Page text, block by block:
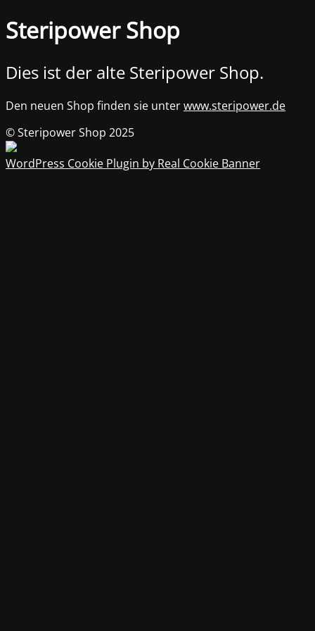
Steripower Shop
Dies ist der alte Steripower Shop.
Den neuen Shop finden sie unterwww.steripower.de
© Steripower Shop 2025
WordPress Cookie Plugin by Real Cookie Banner